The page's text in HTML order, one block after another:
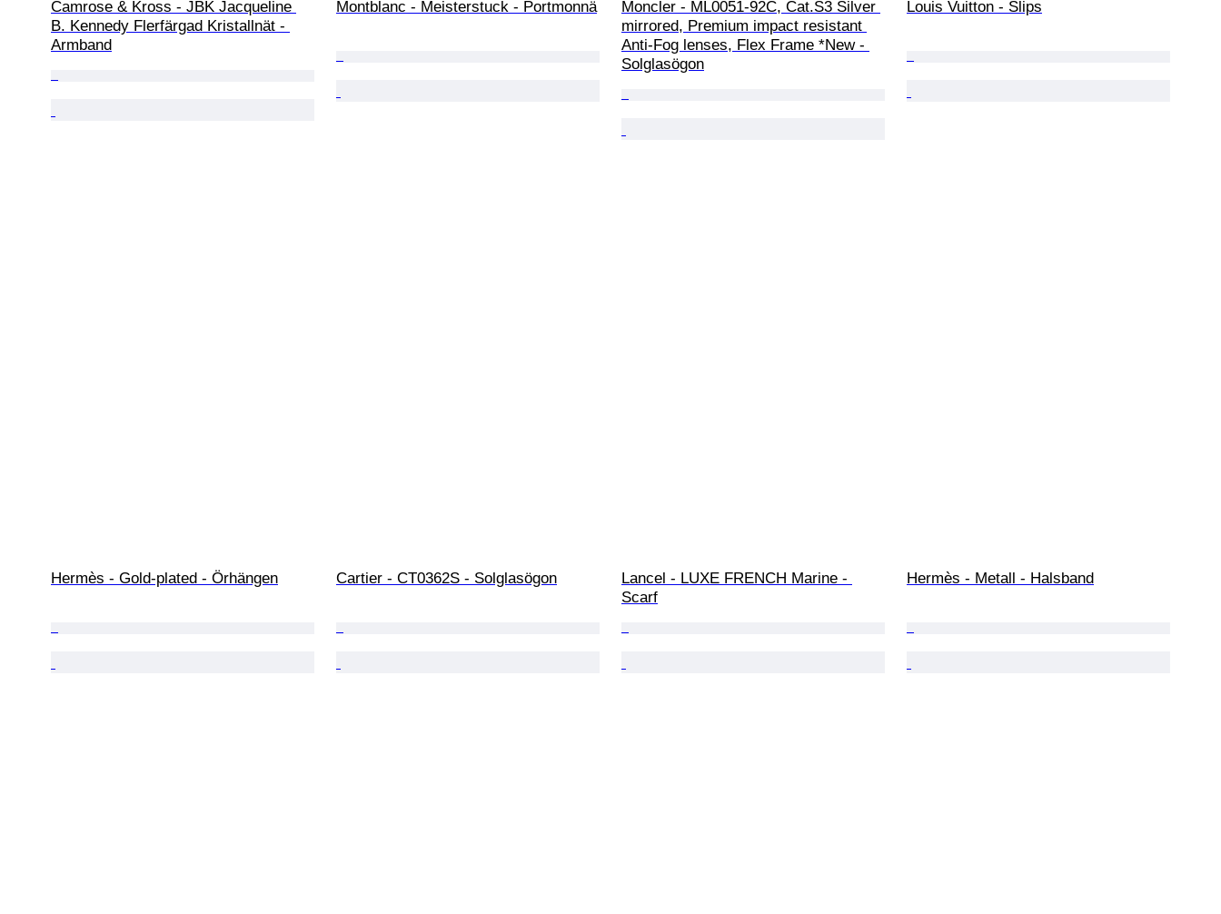
Camrose & Kross - JBK Jacqueline
B. Kennedy Flerfärgad Kristallnät -
Armband
Montblanc - Meisterstuck - Portmonnä
Moncler - ML0051-92C, Cat.S3 Silver
mirrored, Premium impact resistant
Anti-Fog lenses, Flex Frame *New -
Solglasögon
Louis Vuitton - Slips
Hermès - Gold-plated - Örhängen Cartier - CT0362S - Solglasögon
Lancel - LUXE FRENCH Marine -
Scarf
Hermès - Metall - Halsband